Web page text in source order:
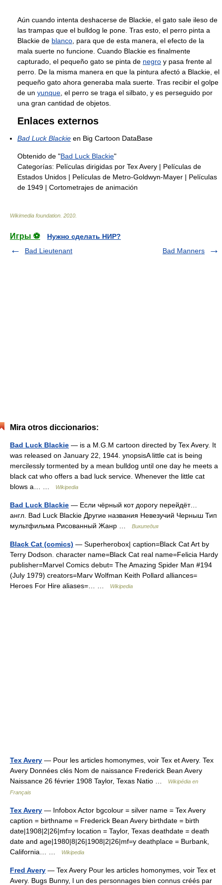
Aún cuando intenta deshacerse de Blackie, el gato sale ileso de
las trampas que el bulldog le pone. Tras esto, el perro pinta a
Blackie de blanco , para que de esta manera, el efecto de la
mala suerte no funcione. Cuando Blackie es finalmente
capturado, el pequeño gato se pinta de negro y pasa frente al
perro. De la misma manera en que la pintura afectó a Blackie, el
pequeño gato ahora generaba mala suerte. Tras recibir el golpe
de un yunque , el perro se traga el silbato, y es perseguido por
una gran cantidad de objetos.
Enlaces externos
Bad Luck Blackie en Big Cartoon DataBase
Obtenido de "Bad Luck Blackie"
Categorías: Películas dirigidas por Tex Avery | Películas de
Estados Unidos | Películas de Metro-Goldwyn-Mayer | Películas
de 1949 | Cortometrajes de animación
Wikimedia foundation 2010
Игры ⚽
Нужно сделать НИР?
Bad Lieutenant
Bad Manners
Mira otros diccionarios:
Bad Luck Blackie — is a M.G.M cartoon directed by Tex Avery. It
was released on January 22, 1944. ynopsisA little cat is being
mercilessly tormented by a mean bulldog until one day he meets a
black cat who offers a bad luck service. Whenever the little cat
blows a… …
Wikipedia
Bad Luck Blackie — Если чёрный кот дорогу перейдёт…
англ. Bad Luck Blackie Другие названия Невезучий Черныш Тип
мультфильма Рисованный Жанр …
Википедия
Black Cat (comics) — Superherobox| caption=Black Cat Art by
Terry Dodson. character name=Black Cat real name=Felicia Hardy
publisher=Marvel Comics debut= The Amazing Spider Man #194
(July 1979) creators=Marv Wolfman Keith Pollard alliances=
Heroes For Hire aliases=… …
Wikipedia
Tex Avery — Pour les articles homonymes, voir Tex et Avery. Tex
Avery Données clés Nom de naissance Frederick Bean Avery
Naissance 26 février 1908 Taylor, Texas Natio …
Wikipédia en
Français
Tex Avery — Infobox Actor bgcolour = silver name = Tex Avery
caption = birthname = Frederick Bean Avery birthdate = birth
date|1908|2|26|mf=y location = Taylor, Texas deathdate = death
date and age|1980|8|26|1908|2|26|mf=y deathplace = Burbank,
California… …
Wikipedia
Fred Avery — Tex Avery Pour les articles homonymes, voir Tex et
Avery. Bugs Bunny, l un des personnages bien connus créés par